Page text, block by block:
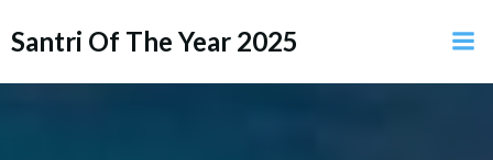
to
Santri Of The Year 2025